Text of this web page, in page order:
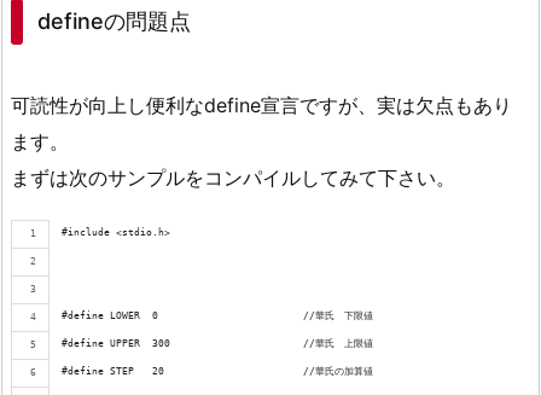
defineの問題点
可読性が向上し便利なdefine宣言ですが、実は欠点もあり
ます。
まずは次のサンプルをコンパイルしてみて下さい。
#include <stdio.h>
#define LOWER  0			//華氏　下限値
#define	UPPER  300			//華氏　上限値
#define STEP   20			//華氏の加算値